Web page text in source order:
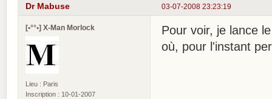
03-07-2008 23:23:19
Dr Mabuse
[•°°•] X-Man Morlock
Lieu : Paris
Inscription : 10-01-2007
Pour voir, je lance
où, pour l'instant